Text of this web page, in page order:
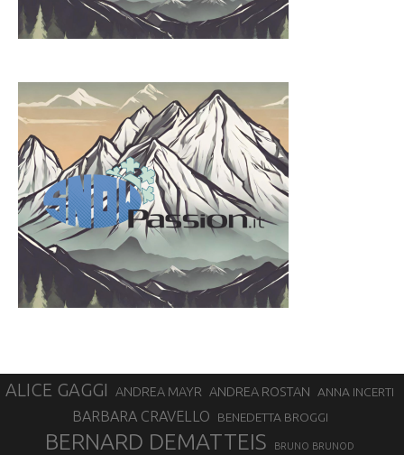
ALICE GAGGI ANDREA MAYR ANDREA ROSTAN ANNA INCERTI
BARBARA CRAVELLO BENEDETTA BROGGI
BERNARD DEMATTEIS BRUNO BRUNOD